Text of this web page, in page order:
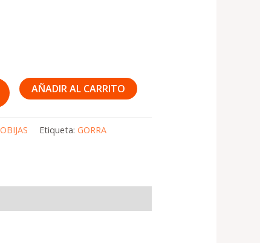
AÑADIR AL CARRITO
Etiqueta:GORRA